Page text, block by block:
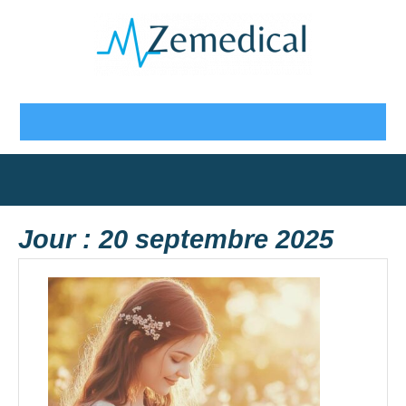
Button
Jour :20 septembre 2025